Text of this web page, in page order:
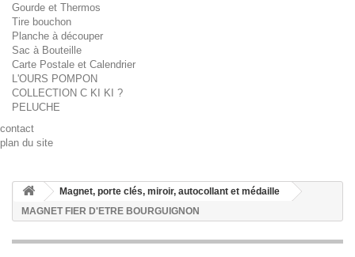
Gourde et Thermos
Tire bouchon
Planche à découper
Sac à Bouteille
Carte Postale et Calendrier
L'OURS POMPON
COLLECTION C KI KI ?
PELUCHE
contact
plan du site
Magnet, porte clés, miroir, autocollant et médaille
MAGNET FIER D'ETRE BOURGUIGNON